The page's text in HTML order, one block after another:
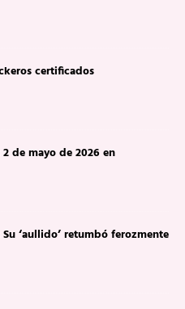
certificados
de mayo de 2026 en
‘aullido’ retumbó ferozmente